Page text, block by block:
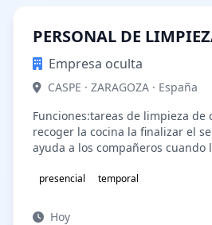
PERSONAL DE
Empresa oculta
CASPE · ZARAGOZA · España
Funciones:tareas de limpieza de
recoger la cocina la finalizar el
ayuda a los compañeros cuando
presencial temporal
Hoy